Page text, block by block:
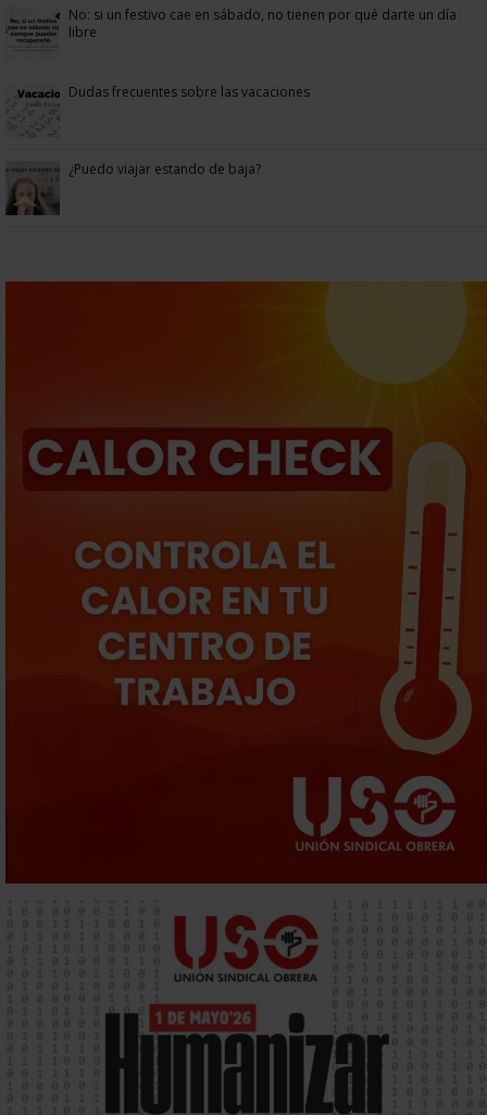
No: si un festivo cae en sábado, no tienen por qué darte un día
libre
Dudas frecuentes sobre las vacaciones
¿Puedo viajar estando de baja?